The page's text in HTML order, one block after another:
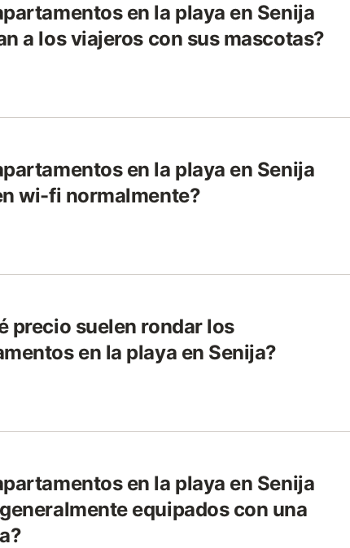
en la playa en Senija
a los viajeros con sus mascotas?
en la playa en Senija
wi-fi normalmente?
precio suelen rondar los
en la playa en Senija?
en la playa en Senija
equipados con una